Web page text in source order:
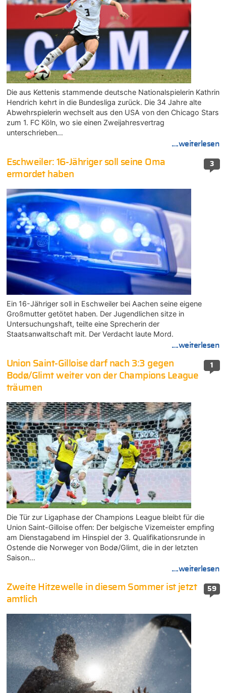
Die aus Kettenis stammende deutsche Nationalspielerin Kathrin
Hendrich kehrt in die Bundesliga zurück. Die 34 Jahre alte
Abwehrspielerin wechselt aus den USA von den Chicago Stars
zum 1. FC Köln, wo sie einen Zweijahresvertrag
unterschrieben…
....weiterlesen
3
Eschweiler: 16-Jähriger soll seine Oma
ermordet haben
Ein 16-Jähriger soll in Eschweiler bei Aachen seine eigene
Großmutter getötet haben. Der Jugendlichen sitze in
Untersuchungshaft, teilte eine Sprecherin der
Staatsanwaltschaft mit. Der Verdacht laute Mord.
....weiterlesen
1
Union Saint-Gilloise darf nach 3:3 gegen
Bodø/Glimt weiter von der Champions League
träumen
Die Tür zur Ligaphase der Champions League bleibt für die
Union Saint-Gilloise offen: Der belgische Vizemeister empfing
am Dienstagabend im Hinspiel der 3. Qualifikationsrunde in
Ostende die Norweger von Bodø/Glimt, die in der letzten
Saison…
....weiterlesen
59
Zweite Hitzewelle in diesem Sommer ist jetzt
amtlich